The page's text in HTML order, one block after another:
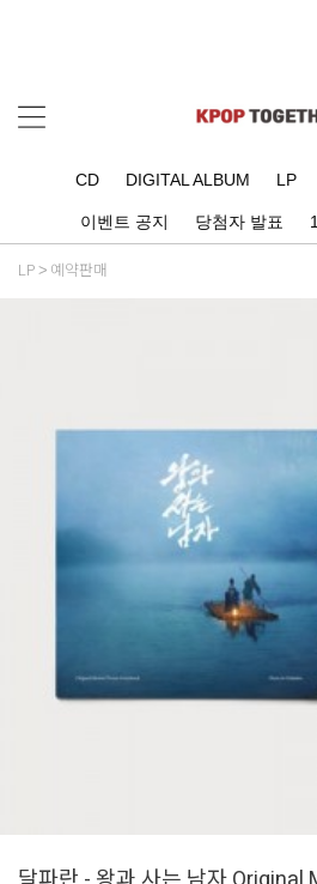
CD DIGITAL ALBUM LP
이벤트 공지 당첨자 발표
LP 예약판매